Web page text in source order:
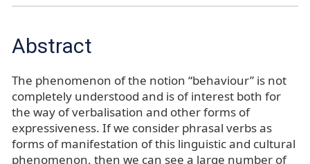
Abstract
The phenomenon of the notion “behaviour” is not
completely understood and is of interest both for
the way of verbalisation and other forms of
expressiveness. If we consider phrasal verbs as
forms of manifestation of this linguistic and cultural
phenomenon, then we can see a large number of